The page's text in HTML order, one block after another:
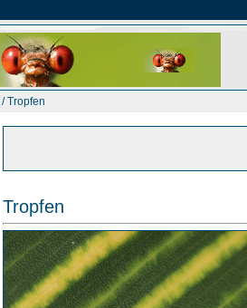
/ Tropfen
Tropfen